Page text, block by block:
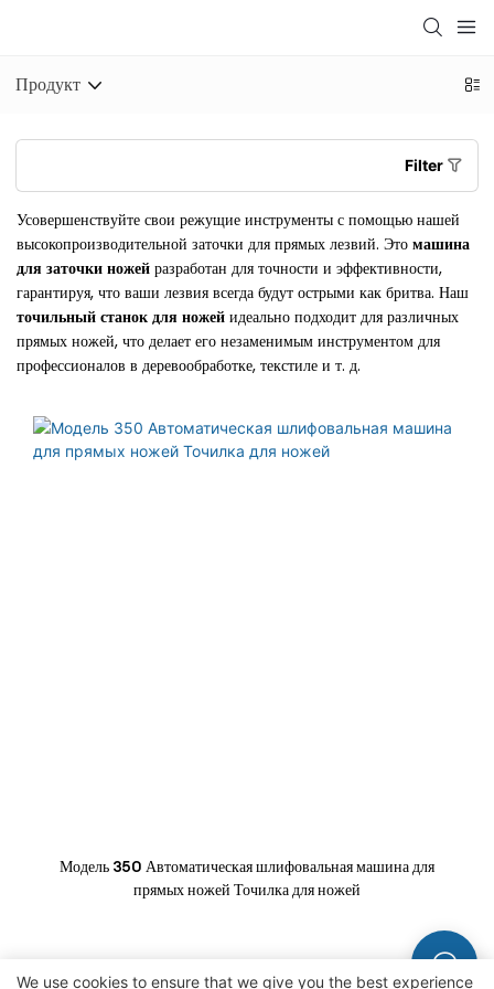
Продукт
Filter
Усовершенствуйте свои режущие инструменты с помощью нашей
высокопроизводительной заточки для прямых лезвий. Это машина
для заточки ножей разработан для точности и эффективности,
гарантируя, что ваши лезвия всегда будут острыми как бритва. Наш
точильный станок для ножей идеально подходит для различных
прямых ножей, что делает его незаменимым инструментом для
профессионалов в деревообработке, текстиле и т. д.
Модель 350 Автоматическая шлифовальная машина для
прямых ножей Точилка для ножей
We use cookies to ensure that we give you the best experience